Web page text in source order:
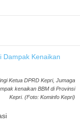
Ketua DPRD Kepri, Jumaga
kenaikan BBM di Provinsi
Kepri. (Foto: Kominfo Kepri)